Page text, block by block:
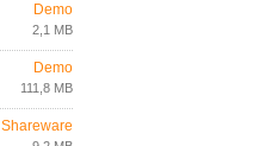
Demo
2,1 MB
Demo
111,8 MB
Shareware